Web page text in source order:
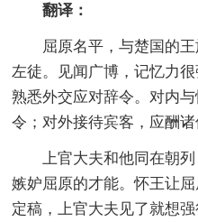
翻译：
屈原名平，与楚国的王
左徒。见闻广博，记忆力
熟悉外交应对辞令。对内
令；对外接待宾客，应酬诸
上官大夫和他同在朝列
嫉妒屈原的才能。怀王让
定稿，上官大夫见了就想